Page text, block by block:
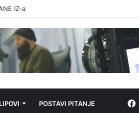
IZ-a
POSTAVI PITANJE